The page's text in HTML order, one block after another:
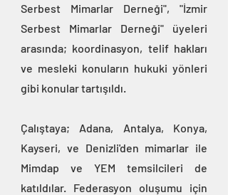
Serbest Mimarlar Derneği", "İzmir
Serbest Mimarlar Derneği" üyeleri
arasında; koordinasyon, telif hakları
ve mesleki konuların hukuki yönleri
gibi konular tartışıldı.
Çalıştaya; Adana, Antalya, Konya,
Kayseri, ve Denizli'den mimarlar ile
Mimdap ve YEM temsilcileri de
katıldılar. Federasyon oluşumu için